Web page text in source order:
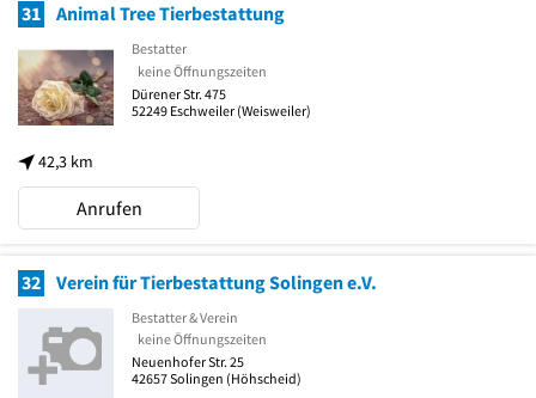
31 Animal Tree Tierbestattung
42,3 km
Bestatter
keine Öffnungszeiten
Dürener Str. 475
52249 Eschweiler(Weisweiler)
Anrufen
32 Verein für Tierbestattung Solingen e.V.
Bestatter & Verein
keine Öffnungszeiten
Neuenhofer Str. 25
42657Solingen (Höhscheid)